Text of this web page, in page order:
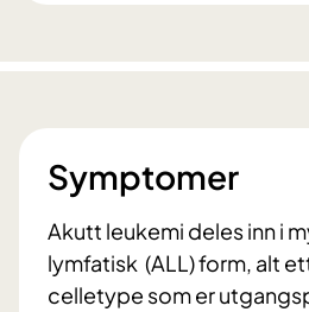
Symptomer
Akutt leukemi deles inn i
lymfatisk (ALL) form, alt
celletype som er